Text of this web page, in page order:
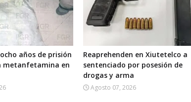
años de prisión
metanfetamina en
Reaprehenden en Xiutetelco a
sentenciado por posesión de
drogas y arma
Agosto 07, 2026